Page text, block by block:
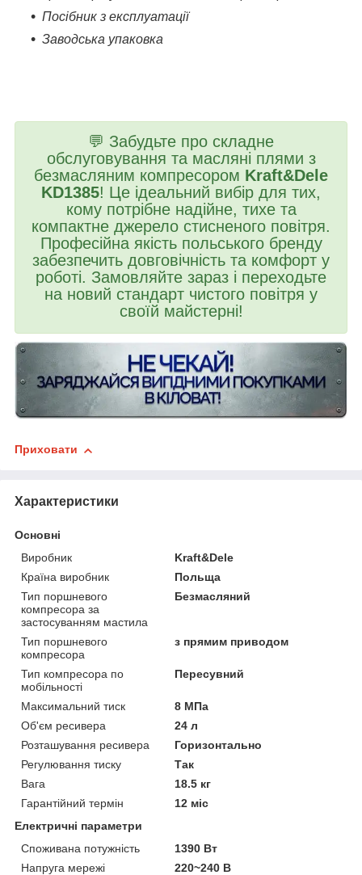
Посібник з експлуатації
Заводська упаковка
💬 Забудьте про складне
обслуговування та масляні плями з
безмасляним компресором Kraft&Dele
KD1385! Це ідеальний вибір для тих,
кому потрібне надійне, тихе та
компактне джерело стисненого повітря.
Професійна якість польського бренду
забезпечить довговічність та комфорт у
роботі. Замовляйте зараз і переходьте
на новий стандарт чистого повітря у
своїй майстерні!
Приховати
Характеристики
Основні
Виробник
Kraft&Dele
Країна виробник
Польща
Тип поршневого
компресора за
застосуванням мастила
Безмасляний
Тип поршневого
компресора
з прямим приводом
Тип компресора по
мобільності
Пересувний
Максимальний тиск
8 МПа
Об'єм ресивера
24 л
Розташування ресивера
Горизонтально
Регулювання тиску
Так
Вага
18.5 кг
Гарантійний термін
12 міс
Електричні параметри
Споживана потужність
1390 Вт
Напруга мережі
220~240 В